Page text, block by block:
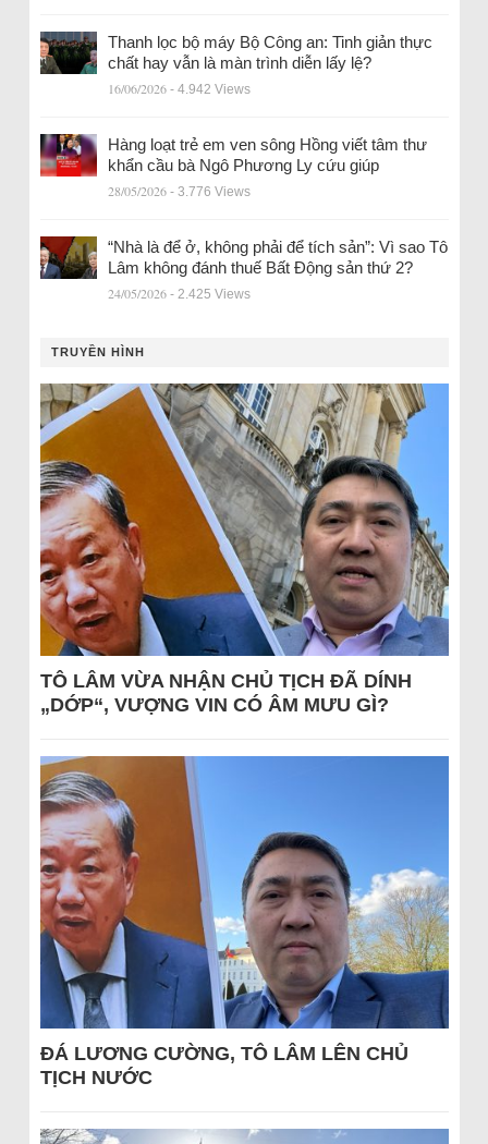
Thanh lọc bộ máy Bộ Công an: Tinh giản thực
chất hay vẫn là màn trình diễn lấy lệ?
16/06/2026 - 4.942 Views
Hàng loạt trẻ em ven sông Hồng viết tâm thư
khẩn cầu bà Ngô Phương Ly cứu giúp
28/05/2026 - 3.776 Views
“Nhà là để ở, không phải để tích sản”: Vì sao Tô
Lâm không đánh thuế Bất Động sản thứ 2?
24/05/2026 - 2.425 Views
TRUYỀN HÌNH
TÔ LÂM VỪA NHẬN CHỦ TỊCH ĐÃ DÍNH
„DỚP“, VƯỢNG VIN CÓ ÂM MƯU GÌ?
ĐÁ LƯƠNG CƯỜNG, TÔ LÂM LÊN CHỦ
TỊCH NƯỚC